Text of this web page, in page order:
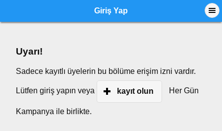
Giriş Yap
Uyarı!
Sadece kayıtlı üyelerin bu bölüme erişim izni vardır.
Lütfen giriş yapın veya kayıt olun Her Gün
Kampanya ile birlikte.